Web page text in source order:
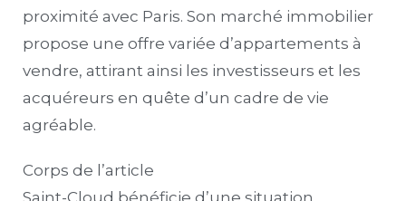
proximité avec Paris. Son marché immobilier
propose une offre variée d’appartements à
vendre, attirant ainsi les investisseurs et les
acquéreurs en quête d’un cadre de vie
agréable.
Corps de l’article
Saint-Cloud bénéficie d’une situation